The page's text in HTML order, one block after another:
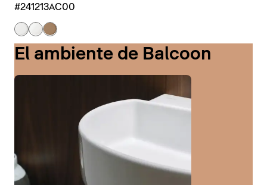
#241213AC00
El ambiente de Balcoon